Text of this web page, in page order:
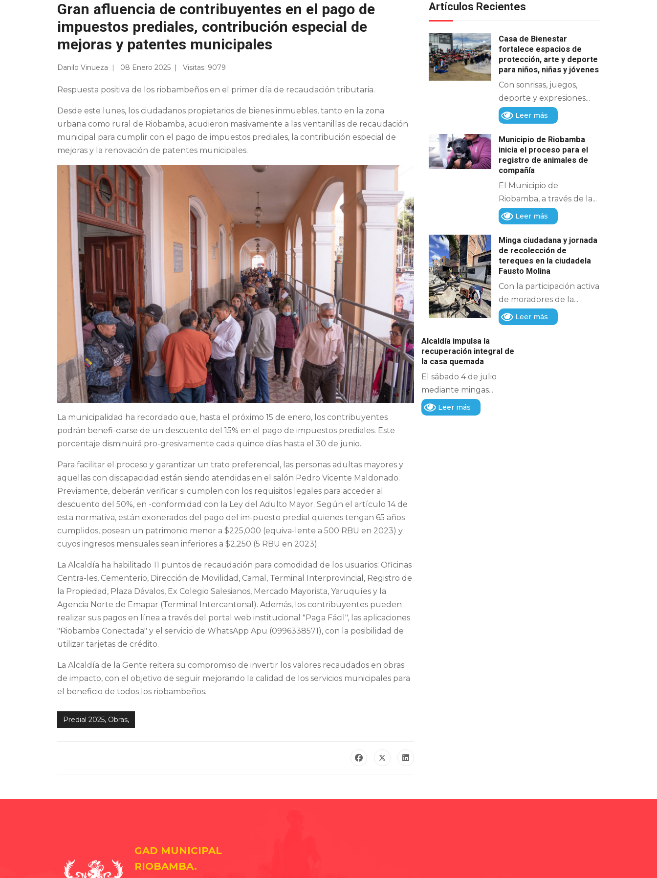
Gran afluencia de contribuyentes en el pago de
impuestos prediales, contribución especial de
mejoras y patentes municipales
Danilo Vinueza 08 Enero 2025 Visitas: 9079
Respuesta positiva de los riobambeños en el primer día de recaudación tributaria.
Desde este lunes, los ciudadanos propietarios de bienes inmuebles, tanto en la zona
urbana como rural de Riobamba, acudieron masivamente a las ventanillas de recaudación
municipal para cumplir con el pago de impuestos prediales, la contribución especial de
mejoras y la renovación de patentes municipales.
La municipalidad ha recordado que, hasta el próximo 15 de enero, los contribuyentes
podrán benefi-ciarse de un descuento del 15% en el pago de impuestos prediales. Este
porcentaje disminuirá pro-gresivamente cada quince días hasta el 30 de junio.
Para facilitar el proceso y garantizar un trato preferencial, las personas adultas mayores y
aquellas con discapacidad están siendo atendidas en el salón Pedro Vicente Maldonado.
Previamente, deberán verificar si cumplen con los requisitos legales para acceder al
descuento del 50%, en -conformidad con la Ley del Adulto Mayor. Según el artículo 14 de
esta normativa, están exonerados del pago del im-puesto predial quienes tengan 65 años
cumplidos, posean un patrimonio menor a $225,000 (equiva-lente a 500 RBU en 2023) y
cuyos ingresos mensuales sean inferiores a $2,250 (5 RBU en 2023).
La Alcaldía ha habilitado 11 puntos de recaudación para comodidad de los usuarios: Oficinas
Centra-les, Cementerio, Dirección de Movilidad, Camal, Terminal Interprovincial, Registro de
la Propiedad, Plaza Dávalos, Ex Colegio Salesianos, Mercado Mayorista, Yaruquíes y la
Agencia Norte de Emapar (Terminal Intercantonal). Además, los contribuyentes pueden
realizar sus pagos en línea a través del portal web institucional "Paga Fácil", las aplicaciones
"Riobamba Conectada" y el servicio de WhatsApp Apu (0996338571), con la posibilidad de
utilizar tarjetas de crédito.
La Alcaldía de la Gente reitera su compromiso de invertir los valores recaudados en obras
de impacto, con el objetivo de seguir mejorando la calidad de los servicios municipales para
el beneficio de todos los riobambeños.
Predial 2025, Obras,
Artículos Recientes
Casa de Bienestar
fortalece espacios de
protección, arte y deporte
para niños, niñas y jóvenes
Con sonrisas, juegos,
deporte y expresiones...
Leer más
Municipio de Riobamba
inicia el proceso para el
registro de animales de
compañía
El Municipio de
Riobamba, a través de la...
Leer más
Minga ciudadana y jornada
de recolección de
tereques en la ciudadela
Fausto Molina
Con la participación activa
de moradores de la...
Leer más
Alcaldía impulsa la
recuperación integral de
la casa quemada
El sábado 4 de julio
mediante mingas...
Leer más
GAD MUNICIPAL
RIOBAMBA.